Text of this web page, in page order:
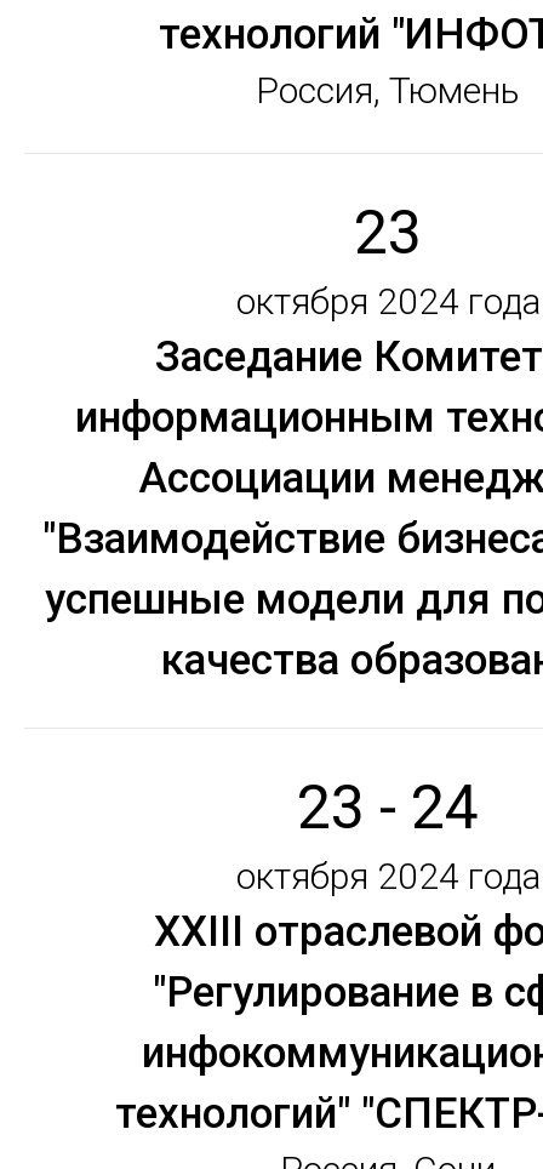
технологий
Россия, Тюмень
23
октября 2024 года
Заседание
информационным
Ассоциации
"Взаимодействие
успешные модели для
качества
23 - 24
октября 2024 года
XXIII отраслевой
"Регулирование в
технологий"